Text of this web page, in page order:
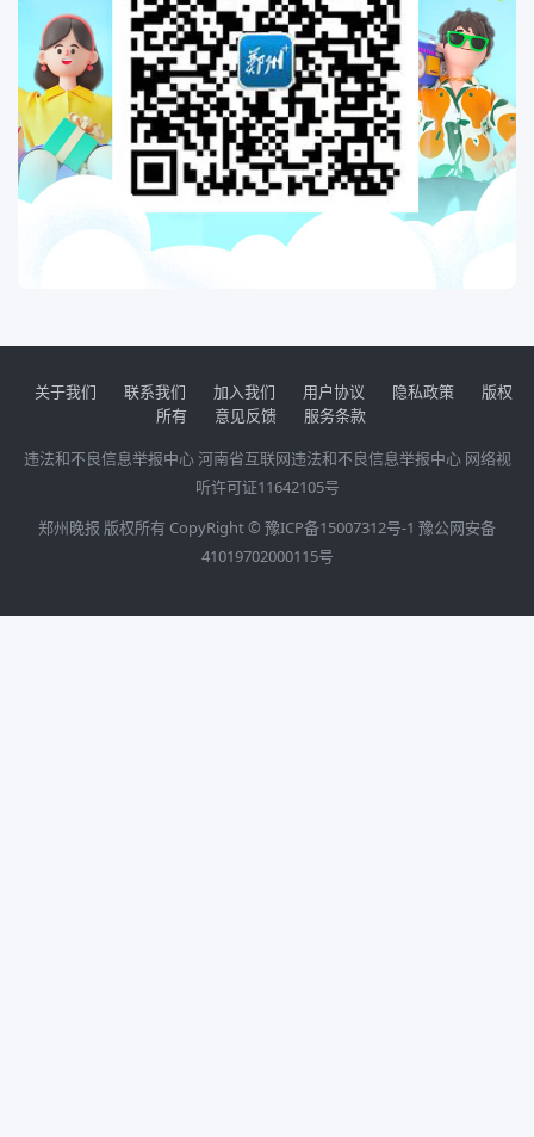
关于我们 联系我们 加入我们 用户协议 隐私政策
版权
所有
意见反馈
服务条款
违法和不良信息举报中心河南省互联网违法和不良信息举报中心 网络视
听许可证11642105号
郑州晚报 版权所有 CopyRight © 豫ICP备15007312号-1 豫公网安备
41019702000115号